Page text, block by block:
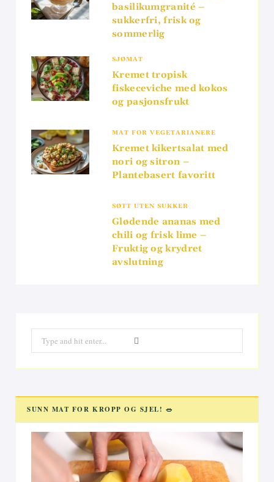
basilikumgranité –
sukkerfri, frisk og
sommerlig
SJØMAT
Kremet tropisk
fiskeceviche med kokos
og pasjonsfrukt
MAT FOR VEGETARIANERE
Kremet kikertsalat med
nori og sitron –
Plantebasert favoritt
SØTT UTEN SUKKER
Glødende ananas med
chili og frisk lime –
Fruktig og krydret
avslutning
for:
SUNN MAT FOR KROPP OG SJEL! 🥗
Videoavspiller